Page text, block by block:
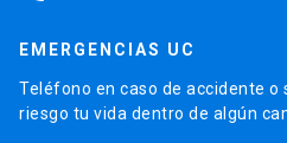
EMERGENCIAS UC
Teléfono en caso de accidente o
riesgo tu vida dentro de algún